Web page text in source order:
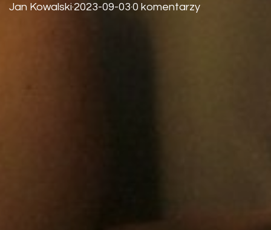
Jan Kowalski·2023-09-03·0 komentarzy